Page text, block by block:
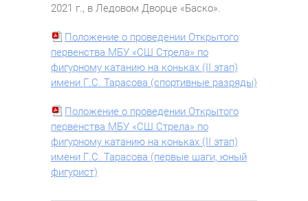
2021 г., в Ледовом Дворце «Баско».
Положение о проведении Открытого
первенства МБУ «СШ Стрела» по
фигурному катанию на коньках (II этап)
имени Г.С. Тарасова (спортивные разряды)
Положение о проведении Открытого
первенства МБУ «СШ Стрела» по
фигурному катанию на коньках (II этап)
имени Г.С. Тарасова (первые шаги, юный
фигурист)